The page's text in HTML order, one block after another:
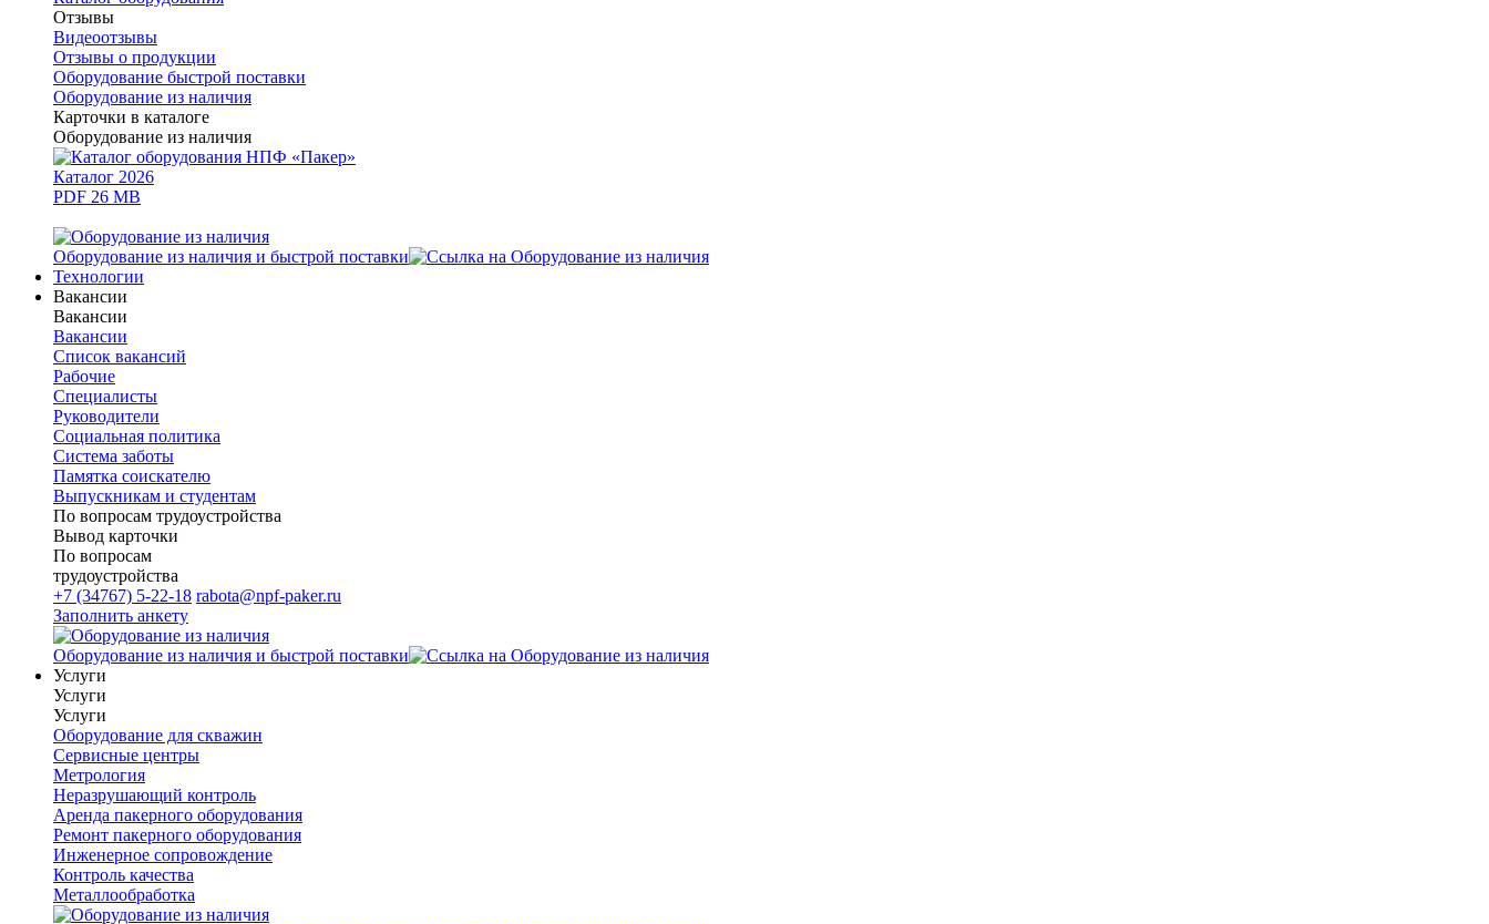
Отзывы
Видеоотзывы
Отзывы о продукции
Оборудование быстрой поставки
Оборудование из наличия
Карточки в каталоге
Оборудование из наличия
Каталог 2026
PDF 26 MB
Оборудование из наличия и быстрой поставки
Технологии
Вакансии
Вакансии
Вакансии
Список вакансий
Рабочие
Специалисты
Руководители
Cоциальная политика
Система заботы
Памятка соискателю
Выпускникам и студентам
По вопросам трудоустройства
Вывод карточки
По вопросам
трудоустройства
+7 (34767) 5-22-18 rabota@npf-paker.ru
Заполнить анкету
Оборудование из наличия и быстрой поставки
Услуги
Услуги
Услуги
Оборудование для скважин
Сервисные центры
Метрология
Неразрушающий контроль
Аренда пакерного оборудования
Ремонт пакерного оборудования
Инженерное сопровождение
Контроль качества
Металлообработка